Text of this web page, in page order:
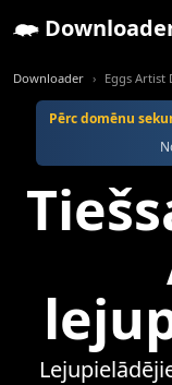
Downloader Eggs Artist
Pērc domēnu